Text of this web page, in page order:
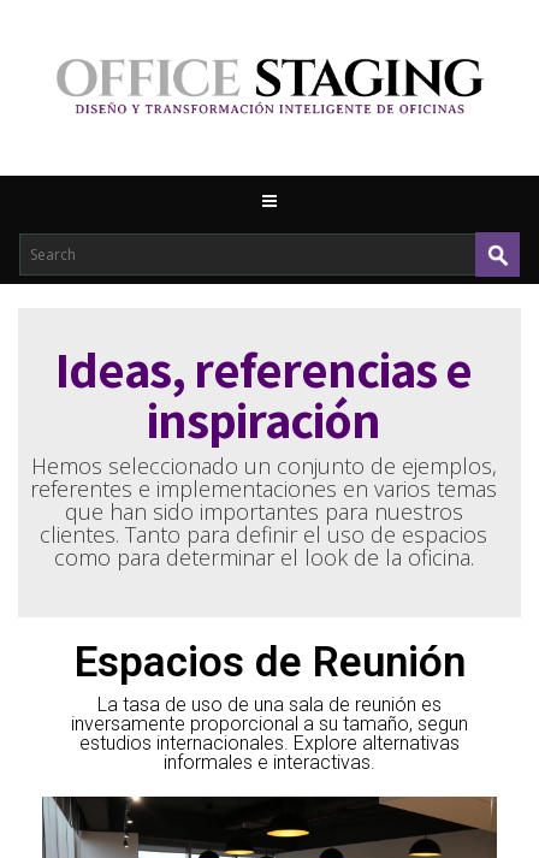
Ideas, referencias e
inspiración
Hemos seleccionado un conjunto de ejemplos,
referentes e implementaciones en varios temas
que han sido importantes para nuestros
clientes. Tanto para definir el uso de espacios
como para determinar el look de la oficina.
Espacios de Reunión
La tasa de uso de una sala de reunión es
inversamente proporcional a su tamaño, segun
estudios internacionales. Explore alternativas
informales e interactivas.